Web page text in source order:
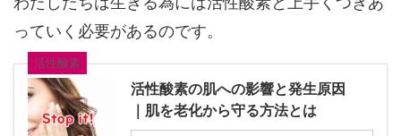
っていく必要があるのです。
活性酸素
活性酸素の肌への影響と発生原因
｜肌を老化から守る方法とは